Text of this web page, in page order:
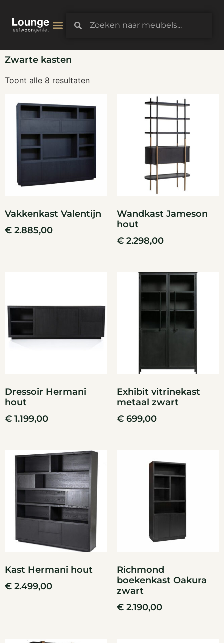
Zwarte kasten
Toont alle 8 resultaten
Vakkenkast Valentijn
€ 2.885,00
Wandkast Jameson
hout
€ 2.298,00
Dressoir Hermani
hout
€ 1.199,00
Exhibit vitrinekast
metaal zwart
€ 699,00
Kast Hermani hout
€ 2.499,00
Richmond
boekenkast Oakura
zwart
€ 2.190,00